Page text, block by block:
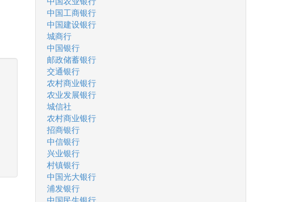
中国工商银行
中国建设银行
城商行
中国银行
邮政储蓄银行
交通银行
农村商业银行
农业发展银行
城信社
农村商业银行
招商银行
中信银行
兴业银行
村镇银行
中国光大银行
浦发银行
中国民生银行